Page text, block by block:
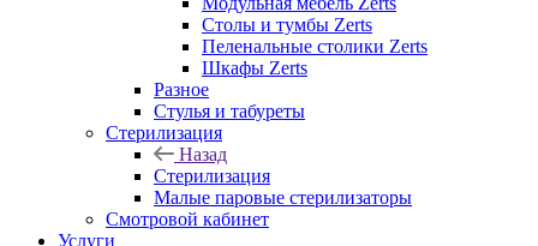
Столы и тумбы Zerts
Пеленальные столики Zerts
Шкафы Zerts
Разное
Стулья и табуреты
Стерилизация
Назад
Стерилизация
Малые паровые стерилизаторы
Смотровой кабинет
Услуги